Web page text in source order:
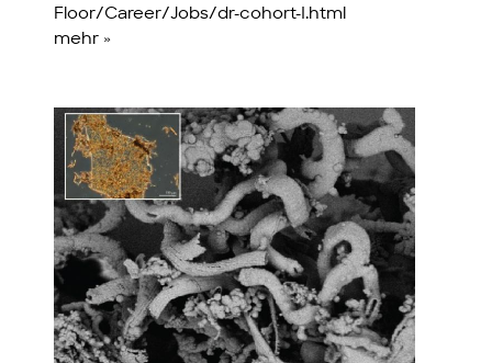
Floor/Career/Jobs/dr-cohort-I.html
mehr »